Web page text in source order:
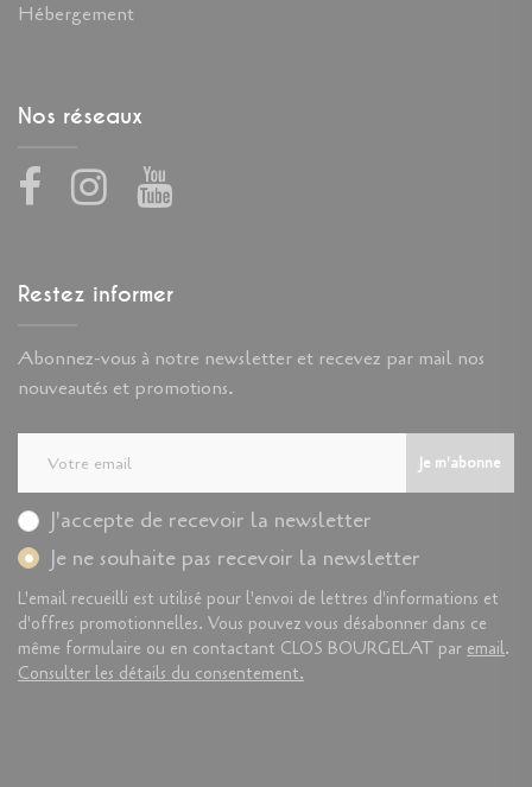
Hébergement
Nos réseaux
FacebookInstagramYoutube
Restez informer
Abonnez-vous à notre newsletter et recevez par mail nos
nouveautés et promotions.
Je m'abonne
J'accepte de recevoir la newsletter
Je ne souhaite pas recevoir la newsletter
L'email recueilli est utilisé pour l'envoi de lettres d'informations et
d'offres promotionnelles. Vous pouvez vous désabonner dans ce
même formulaire ou en contactant CLOS BOURGELAT par email.
Consulter les détails du consentement.